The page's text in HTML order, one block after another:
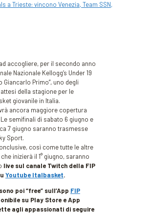
a Trieste: vincono Venezia, Team SSN,
accogliere, per il secondo anno
Nazionale Kellogg’s Under 19
Giancarlo Primo”, uno degli
della stagione per le
giovanile in Italia.
ancora maggiore copertura
semifinali di sabato 6 giugno e
7 giugno saranno trasmesse
Sport.
così come tutte le altre
inizierà il 1° giugno, saranno
live sul canale Twitch della FIP
Youtube Italbasket.
poi “free” sull’App FIP
su Play Store e App
agli appassionati di seguire